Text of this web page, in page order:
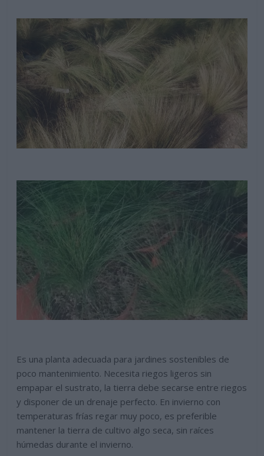
Es una planta adecuada para jardines sostenibles de
poco mantenimiento. Necesita riegos ligeros sin
empapar el sustrato, la tierra debe secarse entre riegos
y disponer de un drenaje perfecto. En invierno con
temperaturas frías regar muy poco, es preferible
mantener la tierra de cultivo algo seca, sin raíces
húmedas durante el invierno.